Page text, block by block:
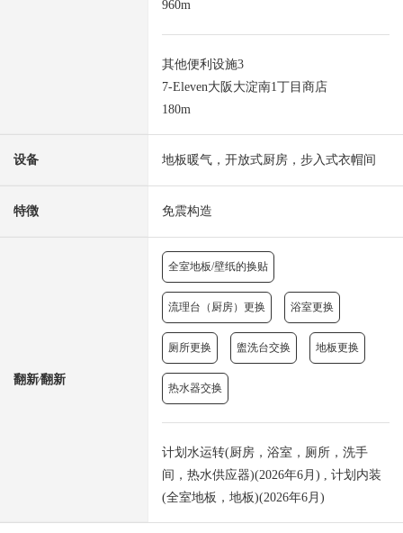
960m
其他便利设施3
7-Eleven大阪大淀南1丁目商店
180m
设备 地板暖气，开放式厨房，步入式衣帽间
特徴 免震构造
翻新⁄翻新
全室地板/壁纸的换贴
流理台（厨房）更换 浴室更换
厕所更换 盥洗台交换 地板更换
热水器交换
计划水运转(厨房，浴室，厕所，洗手
间，热水供应器)(2026年6月) , 计划内装
(全室地板，地板)(2026年6月)